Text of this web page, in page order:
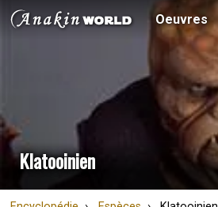
Oeuvres
Klatooinien